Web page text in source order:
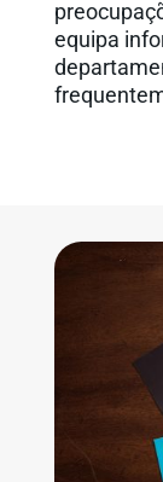
equipa